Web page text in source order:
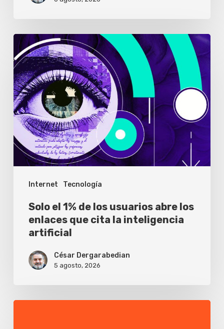
Internet Tecnología
Solo
el
1%
de
los
usuarios
abre
los
enlaces
inteligencia
artificial
Solo el 1% de los usuarios abre los
enlaces que cita la inteligencia
artificial
César Dergarabedian
5 agosto, 2026